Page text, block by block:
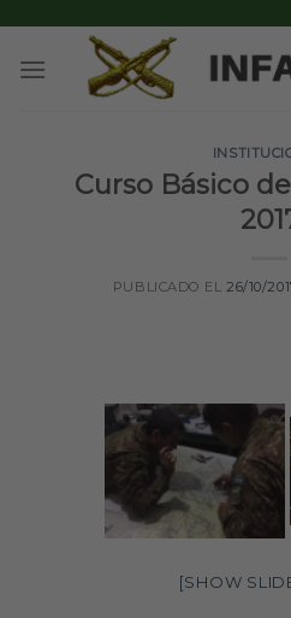
content
Curso Básico
PUBLICADO EL 26/10/
[SHOW